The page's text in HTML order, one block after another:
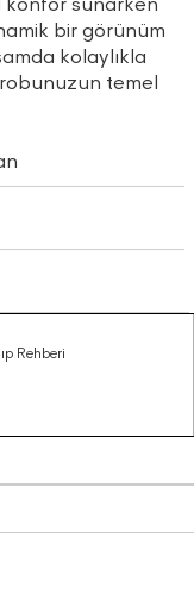
bir görünüm
kolaylıkla
temel
Rehberi